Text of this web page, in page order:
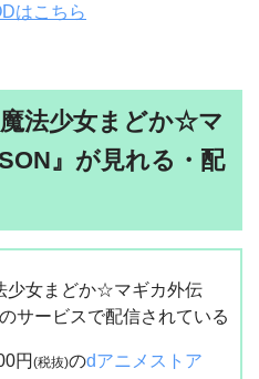
はこちら
魔法少女まどか☆マ
』が見れる・配
少女まどか☆マギカ外伝
サービスで配信されている
円 (税抜)のdアニメストア